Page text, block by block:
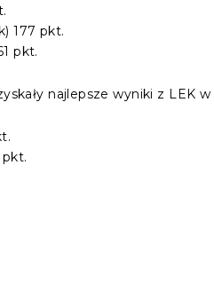
177 pkt.
pkt.
najlepsze wyniki z LEK